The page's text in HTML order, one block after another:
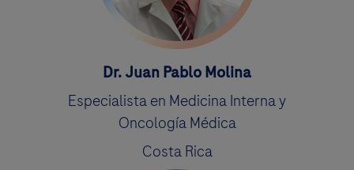
Dr. Juan Pablo Molina
Especialista en Medicina Interna y
Oncología Médica
Costa Rica